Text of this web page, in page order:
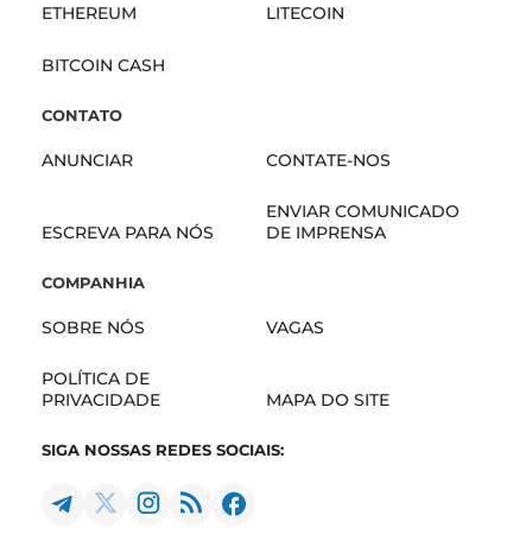
ETHEREUM LITECOIN
BITCOIN CASH
CONTATO
ANUNCIAR CONTATE-NOS
ESCREVA PARA NÓS
ENVIAR COMUNICADO
DE IMPRENSA
COMPANHIA
SOBRE NÓS VAGAS
POLÍTICA DE
PRIVACIDADE
MAPA DO SITE
SIGA NOSSAS REDES SOCIAIS: